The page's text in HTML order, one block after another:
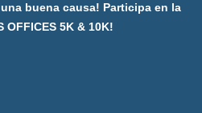
una buena causa! Participa en la
OFFICES 5K & 10K!